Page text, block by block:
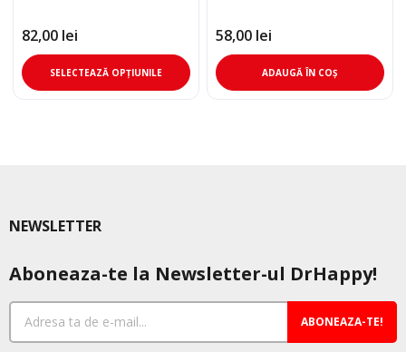
82,00 lei
SELECTEAZĂ OPȚIUNILE
Acest
produs
în
58,00 lei
ADAUGĂ ÎN COȘ
NEWSLETTER
Aboneaza-te la Newsletter-ul DrHappy!
ABONEAZA-TE!